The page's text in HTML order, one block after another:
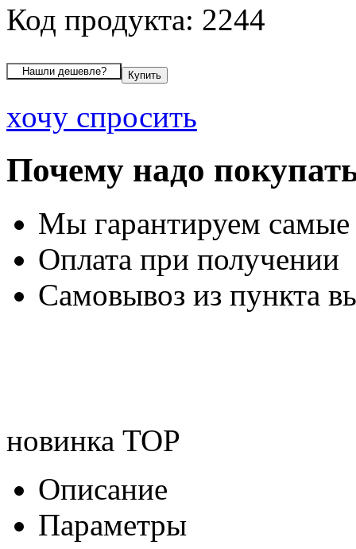
Код продукта: 2244
хочу спросить
Почему надо
Мы гарантируем
Оплата при получении
Самовывоз из пункта
новинка TOP
Описание
Параметры